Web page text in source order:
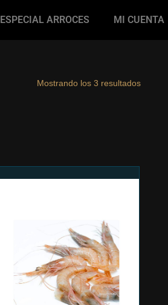
ESPECIAL ARROCES MI CUENTA
Mostrando los 3 resultados